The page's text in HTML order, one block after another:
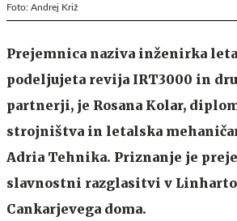
Foto: Andrej Križ
Prejemnica naziva inženirka leta
podeljujeta revija IRT3000 in
partnerji, je Rosana Kolar,
strojništva in letalska
Adria Tehnika. Priznanje je
slavnostni razglasitvi v
Cankarjevega doma.